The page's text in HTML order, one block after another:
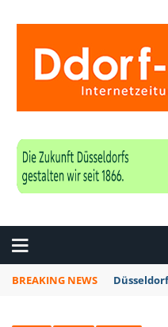
BREAKING NEWS